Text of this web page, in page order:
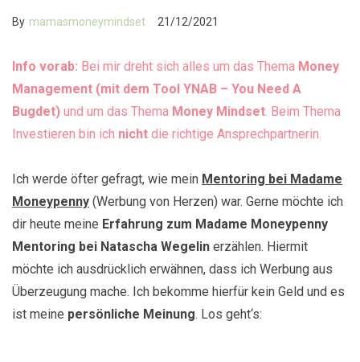
By mamasmoneymindset 21/12/2021
Info vorab: Bei mir dreht sich alles um das Thema Money
Management (mit dem Tool YNAB – You Need A
Bugdet) und um das Thema Money Mindset. Beim Thema
Investieren bin ich nicht die richtige Ansprechpartnerin.
Ich werde öfter gefragt, wie mein Mentoring bei Madame
Moneypenny (Werbung von Herzen) war. Gerne möchte ich
dir heute meine Erfahrung zum Madame Moneypenny
Mentoring bei Natascha Wegelin erzählen. Hiermit
möchte ich ausdrücklich erwähnen, dass ich Werbung aus
Überzeugung mache. Ich bekomme hierfür kein Geld und es
ist meine persönliche Meinung. Los geht‘s: